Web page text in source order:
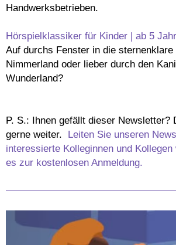
Handwerksbetrieben.
Hörspielklassiker für Kinder | ab 5
Auf durchs Fenster in die sternenklare
Nimmerland oder lieber durch den
Wunderland?
P. S.: Ihnen gefällt dieser Newsletter?
gerne weiter. Leiten Sie unseren
interessierte Kolleginnen und
es zur kostenlosen Anmeldung.